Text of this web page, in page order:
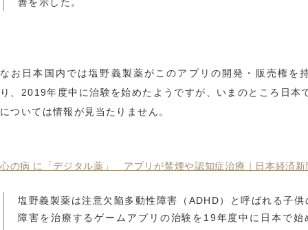
なお日本国内では塩野義製薬がこのアプリの開発・販売権を
り、2019年度中に治験を始めたようですが、いまのところ日本
については情報が見当たりません。
心の病 に「デジタル薬」 アプリが禁煙や認知症治療｜日本経済新
塩野義製薬は注意欠陥多動性障害（ADHD）と呼ばれる子供
障害を治療するゲームアプリの治験を19年度中に日本で始